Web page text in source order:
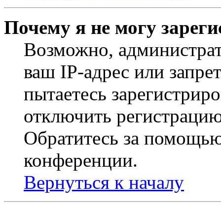
Почему я не могу
Возможно,
ваш IP-адрес или
пытаетесь
отключить
Обратитесь за
конференции.
Вернуться к началу